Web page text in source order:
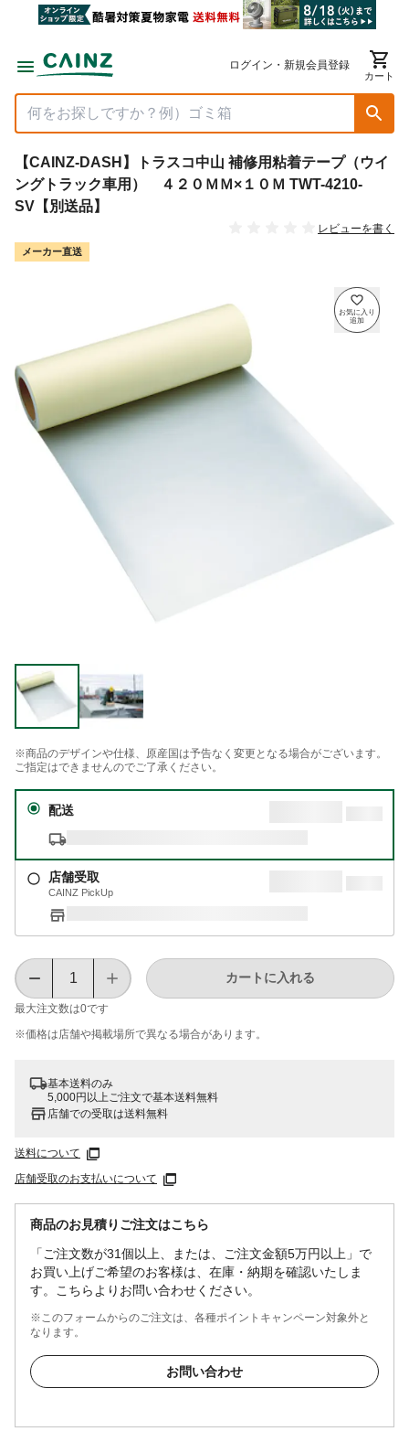
ログイン・新規会員登録
カート
【CAINZ-DASH】トラスコ中山 補修用粘着テープ（ウイ
ングトラック車用） ４２０ＭＭ×１０Ｍ TWT-4210-
SV【別送品】
レビューを書く
メーカー直送
※商品のデザインや仕様、原産国は予告なく変更となる場合がございます。
ご指定はできませんのでご了承ください。
配送
店舗受取
CAINZ PickUp
最大注文数は0です
カートに入れる
※価格は​店舗や​掲載場所で​異なる​場合が​あります。
基本送料のみ
5,000円以上ご注文で基本送料無料
店舗での受取は送料無料
送料について
店舗受取のお支払いについて
商品のお見積りご注文はこちら
「ご注文数が31個以上、または、ご注文金額5万円以上」で
お買い上げご希望のお客様は、在庫・納期を確認いたしま
す。こちらよりお問い合わせください。
※このフォームからのご注文は、各種ポイントキャンペーン対象外と
なります。
お問い合わせ